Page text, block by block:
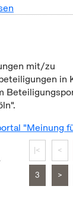
mit/zu
in
"Meinung
|< <
3 >